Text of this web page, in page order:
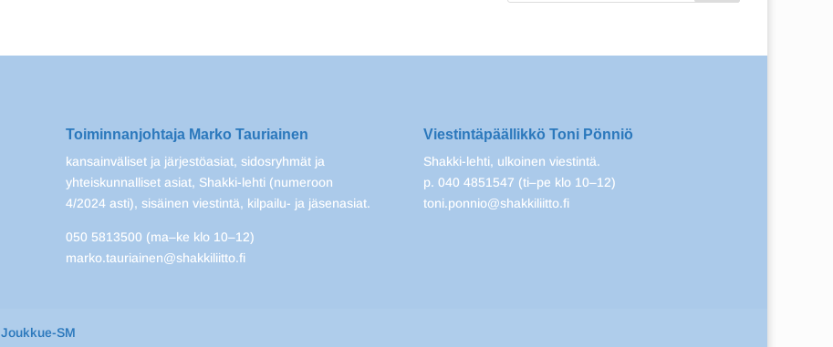
Toiminnanjohtaja Marko Tauriainen
kansainväliset ja järjestöasiat, sidosryhmät ja
yhteiskunnalliset asiat, Shakki-lehti (numeroon
4/2024 asti), sisäinen viestintä, kilpailu- ja jäsenasiat.
050 5813500 (ma–ke klo 10–12)
marko.tauriainen@shakkiliitto.fi
Viestintäpäällikkö Toni Pönniö
Shakki-lehti, ulkoinen viestintä.
p. 040 4851547 (ti–pe klo 10–12)
toni.ponnio@shakkiliitto.fi
Joukkue-SM